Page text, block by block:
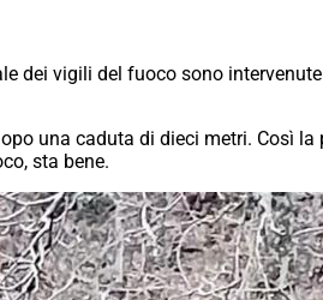
dei vigili del fuoco sono
una caduta di dieci metri. Così
sta bene.